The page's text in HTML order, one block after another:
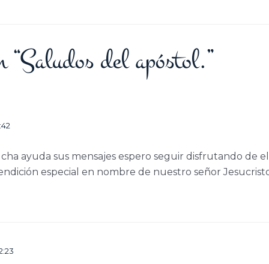
“Saludos del apóstol.”
ayuda sus mensajes espero seguir disfrutando de
especial en nombre de nuestro señor